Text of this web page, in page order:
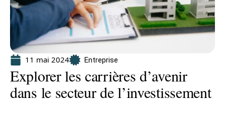
11 mai 2024 Entreprise
Explorer les carrières d’avenir
dans le secteur de l’investissement